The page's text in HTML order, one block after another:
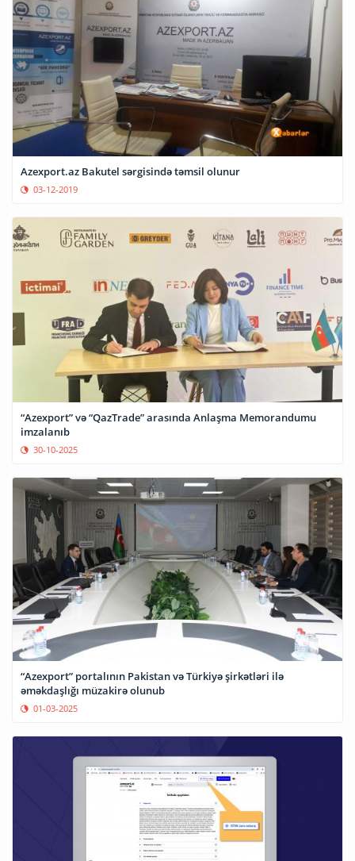
Azexport.az Bakutel sərgisində təmsil olunur
03-12-2019
“Azexport” və “QazTrade” arasında Anlaşma Memorandumu
imzalanıb
30-10-2025
“Azexport” portalının Pakistan və Türkiyə şirkətləri ilə
əməkdaşlığı müzakirə olunub
01-03-2025